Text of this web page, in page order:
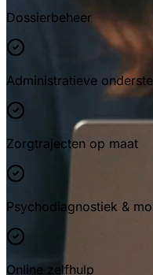
Dossierbeheer
Administratieve
Zorgtrajecten op maat
Psychodiagnostiek &
Online zelfhulp